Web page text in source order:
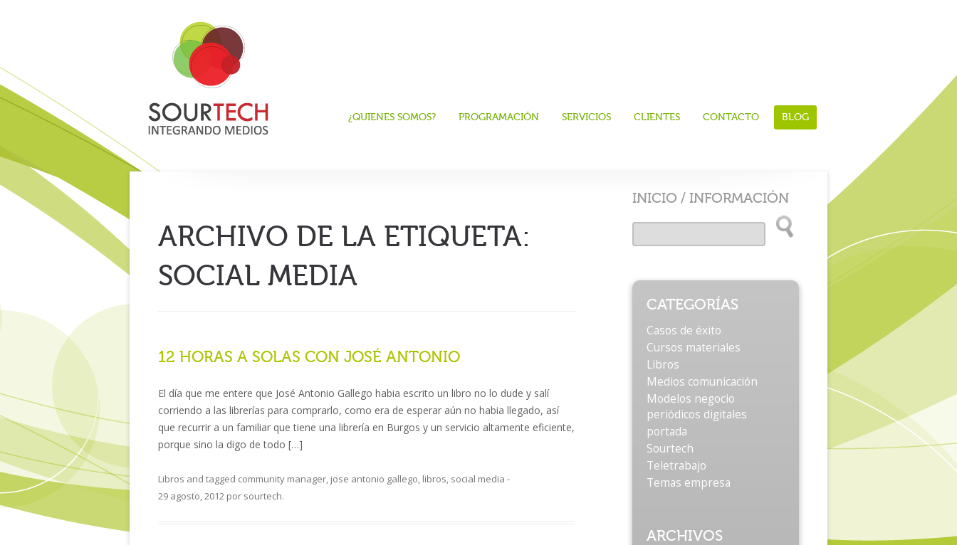
¿QUIENES SOMOS? PROGRAMACIÓN SERVICIOS CLIENTES CONTACTO BLOG
ARCHIVO DE LA ETIQUETA:
SOCIAL MEDIA
12 HORAS A SOLAS CON JOSÉ ANTONIO
El día que me entere que José Antonio Gallego habia escrito un libro no lo dude y salí
corriendo a las librerías para comprarlo, como era de esperar aún no habia llegado, así
que recurrir a un familiar que tiene una librería en Burgos y un servicio altamente eficiente,
porque sino la digo de todo […]
Libros and tagged community manager, jose antonio gallego, libros, social media -
29 agosto, 2012 por sourtech.
INICIO / INFORMACIÓN
CATEGORÍAS
Casos de éxito
Cursos materiales
Libros
Medios comunicación
Modelos negocio
periódicos digitales
portada
Sourtech
Teletrabajo
Temas empresa
ARCHIVOS